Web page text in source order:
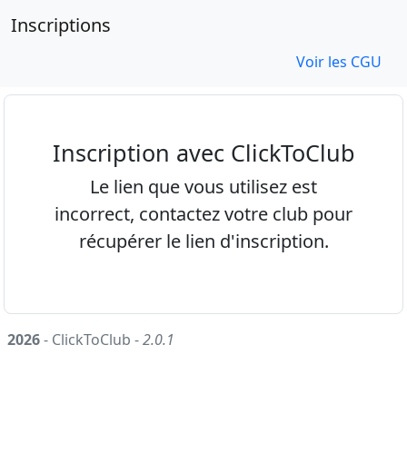
Inscriptions
Voir les CGU
Inscription avec ClickToClub
Le lien que vous utilisez est
incorrect, contactez votre club pour
récupérer le lien d'inscription.
2026- ClickToClub -2.0.1